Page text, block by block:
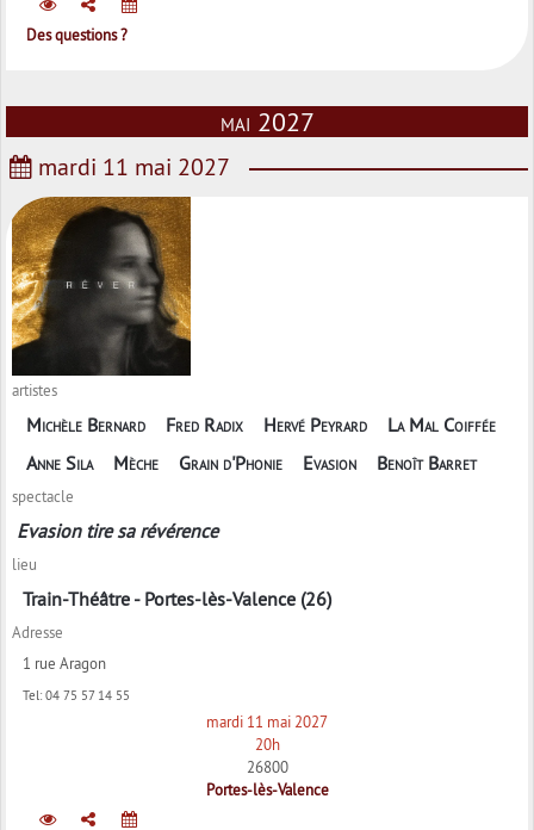
Des questions ?
mai 2027
mardi 11 mai 2027
artistes
Michèle Bernard Fred Radix Hervé Peyrard
La Mal Coiffée
Anne Sila
Mèche Grain d'Phonie Evasion Benoît Barret
spectacle
Evasion tire sa révérence
lieu
Train-Théâtre - Portes-lès-Valence (26)
Adresse
1 rue Aragon
Tel: 04 75 57 14 55
mardi 11 mai 2027
20h
26800
Portes-lès-Valence